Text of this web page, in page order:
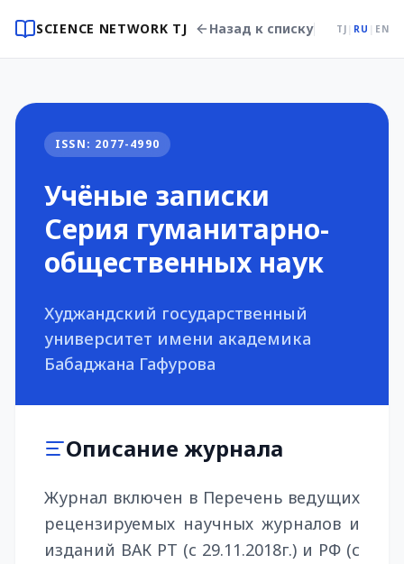
SCIENCE NETWORK TJ Назад к списку TJ | RU | EN
ISSN: 2077-4990
Учёные записки
Серия гуманитарно-
общественных наук
Худжандский государственный
университет имени академика
Бабаджана Гафурова
Описание журнала
Журнал включен в Перечень ведущих
рецензируемых научных журналов и
изданий ВАК РТ (с 29.11.2018г.) и РФ (с